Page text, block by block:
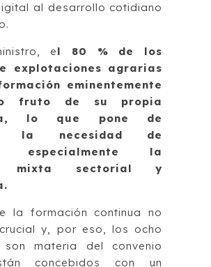
al desarrollo cotidiano
el 80 % de los
explotaciones agrarias
eminentemente
fruto de su propia
lo que pone de
la necesidad de
especialmente la
mixta sectorial y
la formación continua no
y, por eso, los ocho
son materia del convenio
concebidos con un